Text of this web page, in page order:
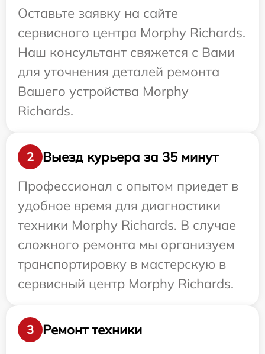
Оставьте заявку на сайте
сервисного центра Morphy Richards.
Наш консультант свяжется с Вами
для уточнения деталей ремонта
Вашего устройства Morphy
Richards.
2
Выезд курьера за 35 минут
Профессионал с опытом приедет в
удобное время для диагностики
техники Morphy Richards. В случае
сложного ремонта мы организуем
транспортировку в мастерскую в
сервисный центр Morphy Richards.
3
Ремонт техники